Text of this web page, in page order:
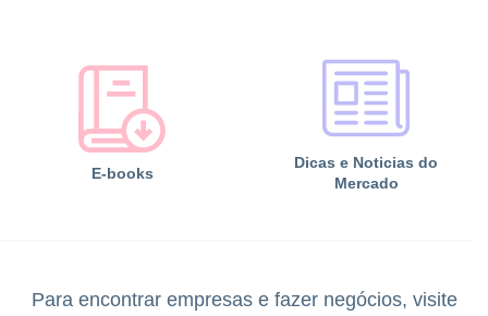
E-books
Dicas e Noticias do
Mercado
Para encontrar empresas e fazer negócios, visite